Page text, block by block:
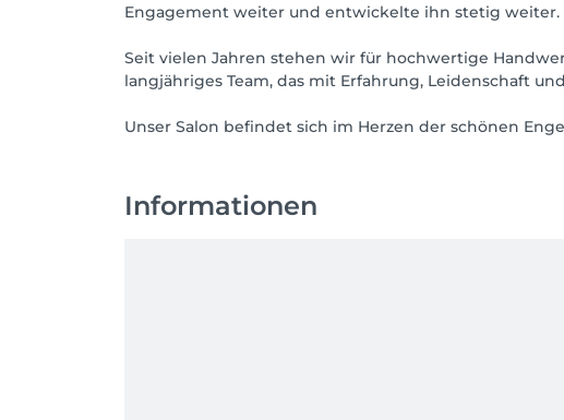
Engagement weiter und entwickelte ihn stetig weiter.
Seit vielen Jahren stehen wir für hochwertige
langjähriges Team, das mit Erfahrung, Leidenschaft
Unser Salon befindet sich im Herzen der schönen
Informationen